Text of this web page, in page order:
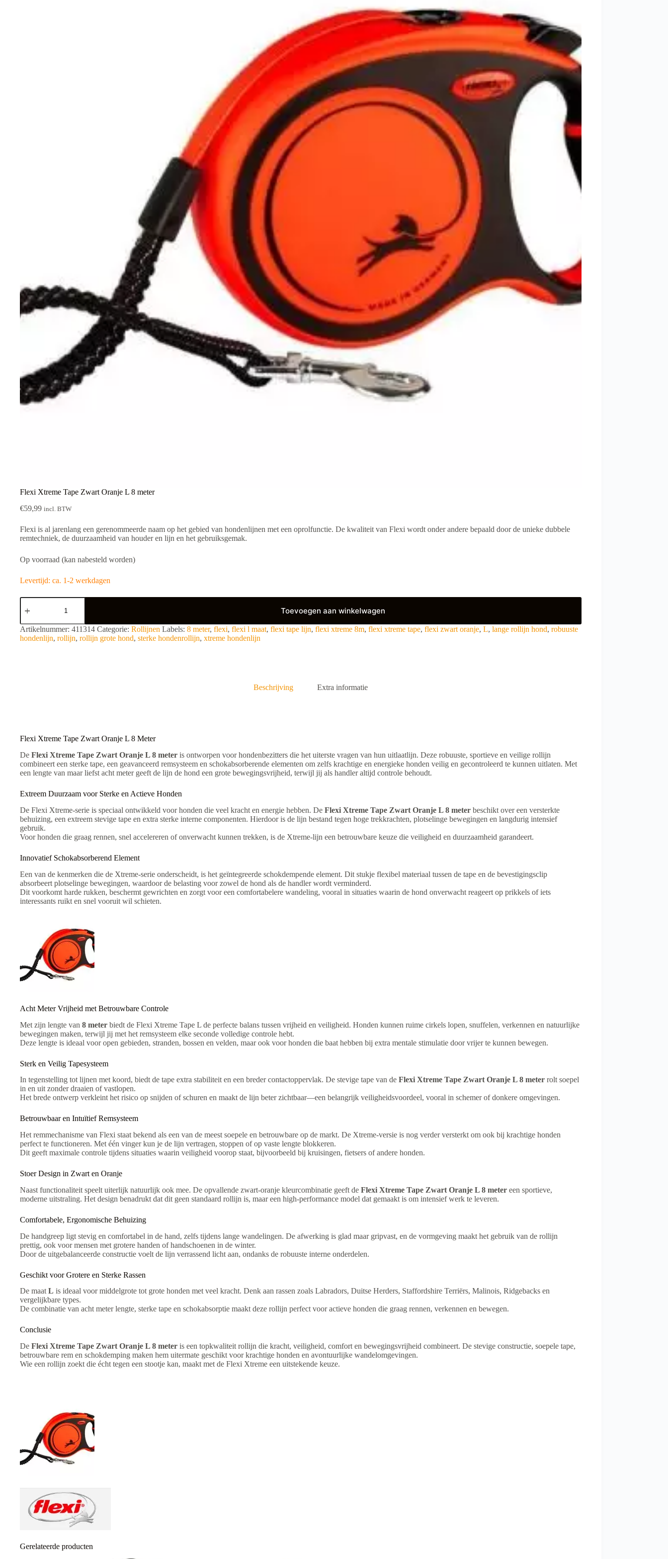
Flexi Xtreme Tape Zwart Oranje L 8 meter
€59,99 incl. BTW
Flexi is al jarenlang een gerenommeerde naam op het gebied van hondenlijnen met een oprolfunctie. De kwaliteit van Flexi wordt onder andere bepaald door de unieke dubbele
remtechniek, de duurzaamheid van houder en lijn en het gebruiksgemak.
Op voorraad (kan nabesteld worden)
Levertijd: ca. 1-2 werkdagen
Flexi
Xtreme
Zwart
Oranje
L
Toevoegen aan winkelwagen
A
l
Artikelnummer: 411314 Categorie: Rollijnen Labels: 8 meter, flexi, flexi l maat, flexi tape lijn, flexi xtreme 8m, flexi xtreme tape, flexi zwart oranje, L, lange rollijn hond, robuuste
hondenlijn, rollijn, rollijn grote hond, sterke hondenrollijn, xtreme hondenlijn
Beschrijving Extra informatie
Flexi Xtreme Tape Zwart Oranje L 8 Meter
De Flexi Xtreme Tape Zwart Oranje L 8 meter is ontworpen voor hondenbezitters die het uiterste vragen van hun uitlaatlijn. Deze robuuste, sportieve en veilige rollijn
combineert een sterke tape, een geavanceerd remsysteem en schokabsorberende elementen om zelfs krachtige en energieke honden veilig en gecontroleerd te kunnen uitlaten. Met
een lengte van maar liefst acht meter geeft de lijn de hond een grote bewegingsvrijheid, terwijl jij als handler altijd controle behoudt.
Extreem Duurzaam voor Sterke en Actieve Honden
De Flexi Xtreme-serie is speciaal ontwikkeld voor honden die veel kracht en energie hebben. De Flexi Xtreme Tape Zwart Oranje L 8 meter beschikt over een versterkte
behuizing, een extreem stevige tape en extra sterke interne componenten. Hierdoor is de lijn bestand tegen hoge trekkrachten, plotselinge bewegingen en langdurig intensief
gebruik.
Voor honden die graag rennen, snel accelereren of onverwacht kunnen trekken, is de Xtreme-lijn een betrouwbare keuze die veiligheid en duurzaamheid garandeert.
Innovatief Schokabsorberend Element
Een van de kenmerken die de Xtreme-serie onderscheidt, is het geïntegreerde schokdempende element. Dit stukje flexibel materiaal tussen de tape en de bevestigingsclip
absorbeert plotselinge bewegingen, waardoor de belasting voor zowel de hond als de handler wordt verminderd.
Dit voorkomt harde rukken, beschermt gewrichten en zorgt voor een comfortabelere wandeling, vooral in situaties waarin de hond onverwacht reageert op prikkels of iets
interessants ruikt en snel vooruit wil schieten.
Acht Meter Vrijheid met Betrouwbare Controle
Met zijn lengte van 8 meter biedt de Flexi Xtreme Tape L de perfecte balans tussen vrijheid en veiligheid. Honden kunnen ruime cirkels lopen, snuffelen, verkennen en natuurlijke
bewegingen maken, terwijl jij met het remsysteem elke seconde volledige controle hebt.
Deze lengte is ideaal voor open gebieden, stranden, bossen en velden, maar ook voor honden die baat hebben bij extra mentale stimulatie door vrijer te kunnen bewegen.
Sterk en Veilig Tapesysteem
In tegenstelling tot lijnen met koord, biedt de tape extra stabiliteit en een breder contactoppervlak. De stevige tape van de Flexi Xtreme Tape Zwart Oranje L 8 meter rolt soepel
in en uit zonder draaien of vastlopen.
Het brede ontwerp verkleint het risico op snijden of schuren en maakt de lijn beter zichtbaar—een belangrijk veiligheidsvoordeel, vooral in schemer of donkere omgevingen.
Betrouwbaar en Intuïtief Remsysteem
Het remmechanisme van Flexi staat bekend als een van de meest soepele en betrouwbare op de markt. De Xtreme-versie is nog verder versterkt om ook bij krachtige honden
perfect te functioneren. Met één vinger kun je de lijn vertragen, stoppen of op vaste lengte blokkeren.
Dit geeft maximale controle tijdens situaties waarin veiligheid voorop staat, bijvoorbeeld bij kruisingen, fietsers of andere honden.
Stoer Design in Zwart en Oranje
Naast functionaliteit speelt uiterlijk natuurlijk ook mee. De opvallende zwart-oranje kleurcombinatie geeft de Flexi Xtreme Tape Zwart Oranje L 8 meter een sportieve,
moderne uitstraling. Het design benadrukt dat dit geen standaard rollijn is, maar een high-performance model dat gemaakt is om intensief werk te leveren.
Comfortabele, Ergonomische Behuizing
De handgreep ligt stevig en comfortabel in de hand, zelfs tijdens lange wandelingen. De afwerking is glad maar gripvast, en de vormgeving maakt het gebruik van de rollijn
prettig, ook voor mensen met grotere handen of handschoenen in de winter.
Door de uitgebalanceerde constructie voelt de lijn verrassend licht aan, ondanks de robuuste interne onderdelen.
Geschikt voor Grotere en Sterke Rassen
De maatL is ideaal voor middelgrote tot grote honden met veel kracht. Denk aan rassen zoals Labradors, Duitse Herders, Staffordshire Terriërs, Malinois, Ridgebacks en
vergelijkbare types.
De combinatie van acht meter lengte, sterke tape en schokabsorptie maakt deze rollijn perfect voor actieve honden die graag rennen, verkennen en bewegen.
Conclusie
De Flexi Xtreme Tape Zwart Oranje L 8 meter is een topkwaliteit rollijn die kracht, veiligheid, comfort en bewegingsvrijheid combineert. De stevige constructie, soepele tape,
betrouwbare rem en schokdemping maken hem uitermate geschikt voor krachtige honden en avontuurlijke wandelomgevingen.
Wie een rollijn zoekt die écht tegen een stootje kan, maakt met de Flexi Xtreme een uitstekende keuze.
Gerelateerde producten